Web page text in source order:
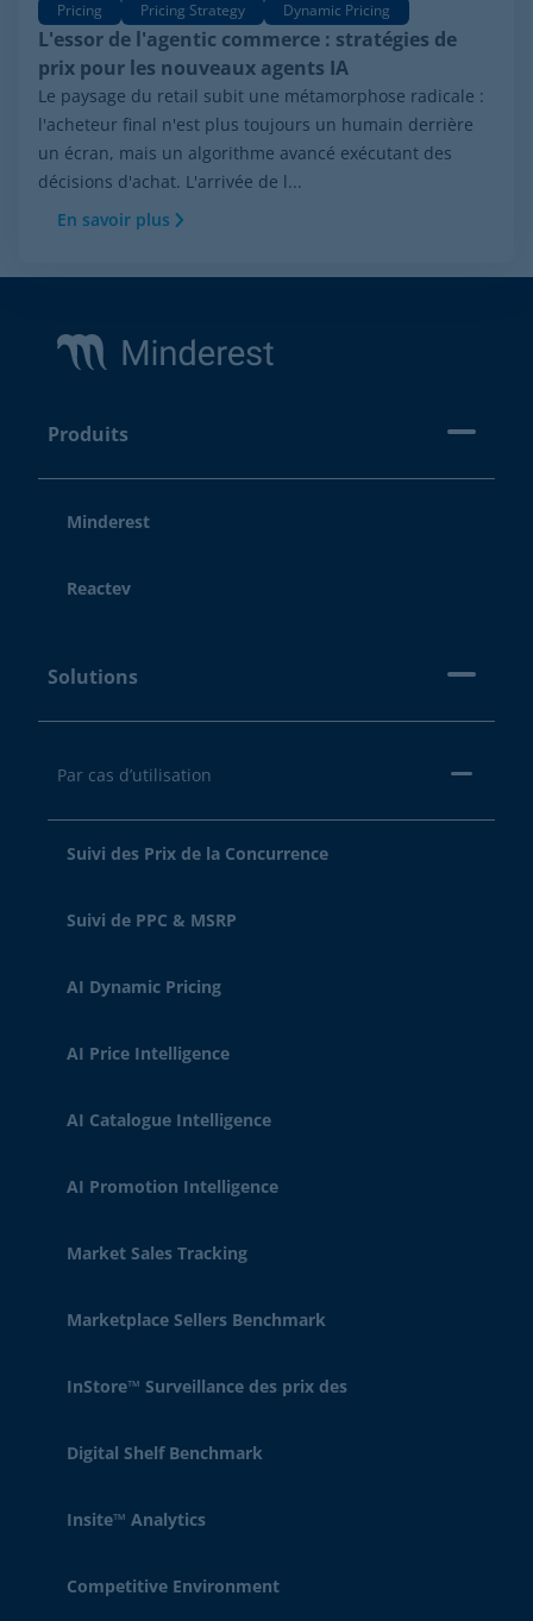
Pricing Pricing Strategy Dynamic Pricing
L'essor de l'agentic commerce : stratégies de
prix pour les nouveaux agents IA
Le paysage du retail subit une métamorphose radicale :
l'acheteur final n'est plus toujours un humain derrière
un écran, mais un algorithme avancé exécutant des
décisions d'achat. L'arrivée de l...
En savoir plus
Produits
Minderest
Reactev
Solutions
Par cas d’utilisation
Suivi des Prix de la Concurrence
Suivi de PPC & MSRP
AI Dynamic Pricing
AI Price Intelligence
AI Catalogue Intelligence
AI Promotion Intelligence
Market Sales Tracking
Marketplace Sellers Benchmark
InStore™ Surveillance des prix des
Digital Shelf Benchmark
Insite™ Analytics
Competitive Environment